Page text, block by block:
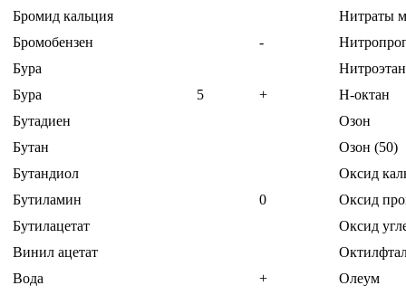
Бромид кальция
Нитраты
Бромобензен
-
Бура
Нитроэтан
Бура
5 +
Н-октан
Бутадиен
Озон
Бутан
Озон (50)
Бутандиол
Оксид
Бутиламин
0
Оксид
Бутилацетат
Оксид
Винил ацетат
Вода
+ Олеум